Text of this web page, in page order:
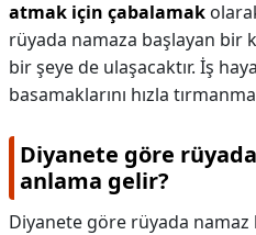
atmak için çabalamak
rüyada namaza başlayan bir
bir şeye de ulaşacaktır. İş
basamaklarını hızla
Diyanete göre
anlama gelir?
Diyanete göre rüyada namaz